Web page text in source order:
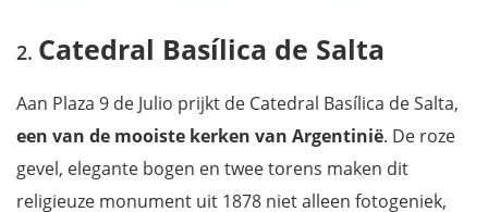
Catedral Basílica de Salta
Aan Plaza 9 de Julio prijkt de Catedral Basílica de Salta,
een van de mooiste kerken van Argentinië. De roze
gevel, elegante bogen en twee torens maken dit
religieuze monument uit 1878 niet alleen fotogeniek,